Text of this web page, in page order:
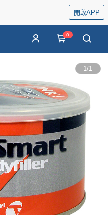
開啟APP
0
1/1